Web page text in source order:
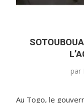
par
Au Togo, le